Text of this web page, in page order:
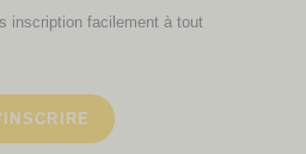
inscription facilement à tout